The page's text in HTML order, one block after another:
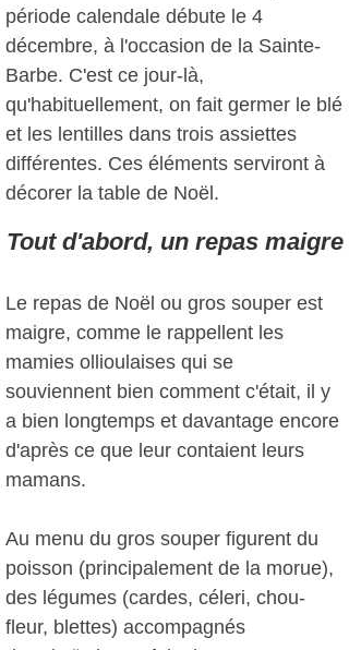
période calendale débute le 4
décembre, à l'occasion de la Sainte-
Barbe. C'est ce jour-là,
qu'habituellement, on fait germer le blé
et les lentilles dans trois assiettes
différentes. Ces éléments serviront à
décorer la table de Noël.
Tout d'abord, un repas maigre
Le repas de Noël ou gros souper est
maigre, comme le rappellent les
mamies ollioulaises qui se
souviennent bien comment c'était, il y
a bien longtemps et davantage encore
d'après ce que leur contaient leurs
mamans.
Au menu du gros souper figurent du
poisson (principalement de la morue),
des légumes (cardes, céleri, chou-
fleur, blettes) accompagnés